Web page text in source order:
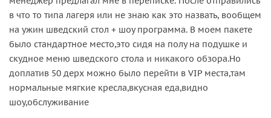
в что то типа лагеря или не знаю как это назвать, вообщем
на ужин шведский стол + шоу программа. В моем пакете
было стандартное место,это сидя на полу на подушке и
скудное меню шведского стола и никакого обзора.Но
доплатив 50 дерх можно было перейти в VIP места,там
нормальные мягкие кресла,вкусная еда,видно
шоу,обслуживание